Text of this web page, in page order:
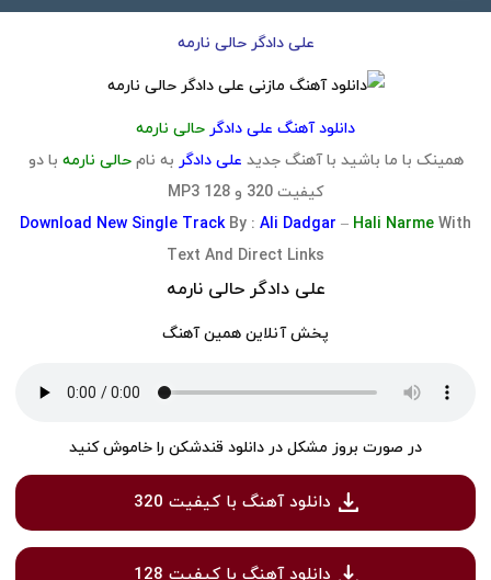
علی دادگر حالی نارمه
دانلود آهنگ علی دادگر حالی نارمه
همینک با ما باشید با آهنگ جدید علی دادگر به نامحالی نارمه با دو
کیفیت 320 و 128 MP3
Download New Single Track By : Ali Dadgar – Hali Narme With
Text And Direct Links
علی دادگر حالی نارمه
پخش آنلاین همین آهنگ
در صورت بروز مشکل در دانلود قندشکن را خاموش کنید
دانلود آهنگ با کیفیت 320
دانلود آهنگ با کیفیت 128